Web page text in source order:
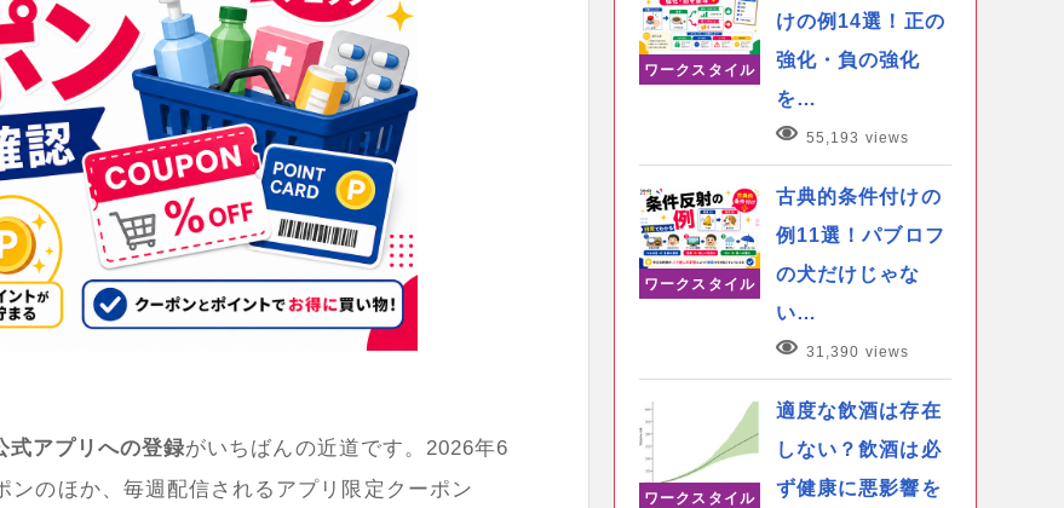
式アプリへの登録がいちばんの近道です。2026年6
ンのほか、毎週配信されるアプリ限定クーポン
ワークスタイル
けの例14選！正の
強化・負の強化
を…
55,193 views
ワークスタイル
古典的条件付けの
例11選！パブロフ
の犬だけじゃな
い…
31,390 views
ワークスタイル
適度な飲酒は存在
しない？飲酒は必
ず健康に悪影響を